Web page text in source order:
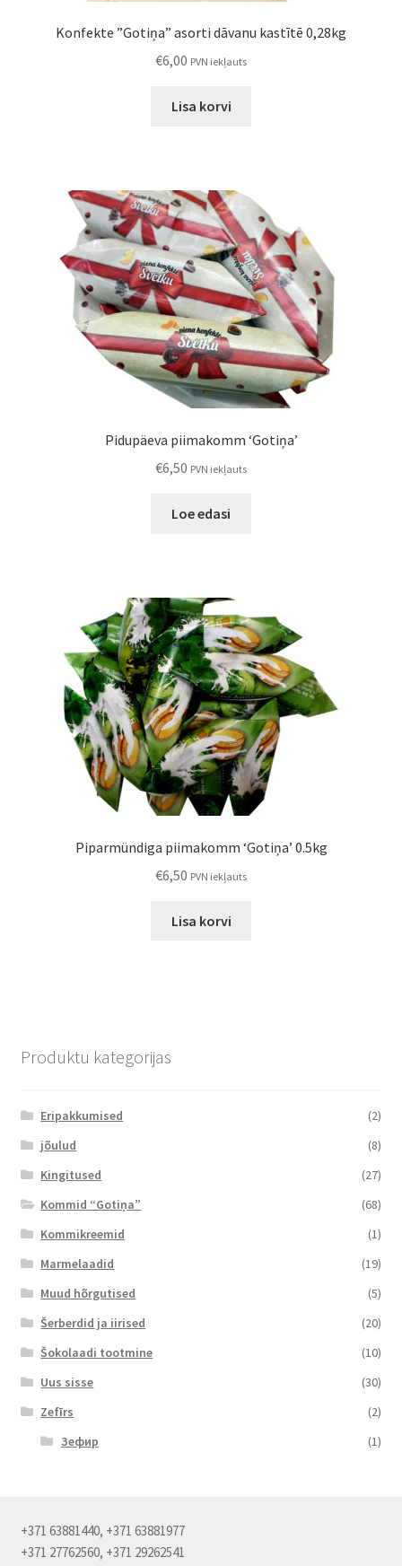
Konfekte ”Gotiņa” asorti dāvanu kastītē 0,28kg
€6,00 PVN iekļauts
Lisa korvi
Pidupäeva piimakomm ‘Gotiņa’
€6,50 PVN iekļauts
Loe edasi
Piparmündiga piimakomm ‘Gotiņa’ 0.5kg
€6,50 PVN iekļauts
Lisa korvi
Produktu kategorijas
Eripakkumised
(2)
jõulud
(8)
Kingitused
(27)
Kommid “Gotiņa”
(68)
Kommikreemid
(1)
Marmelaadid
(19)
Muud hõrgutised
(5)
Šerberdid ja iirised
(20)
Šokolaadi tootmine
(10)
Uus sisse
(30)
Zefīrs
(2)
Зефир
(1)
+371 63881440, +371 63881977
+371 27762560, +371 29262541